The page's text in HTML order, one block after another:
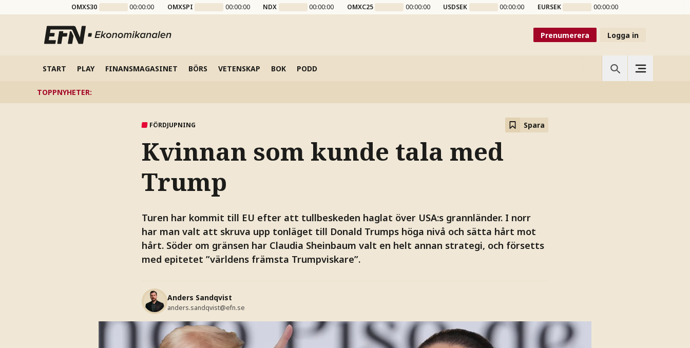
OMXS30 00:00:00 OMXSPI 00:00:00 NDX 00:00:00 OMXC25 00:00:00 USDSEK 00:00:00 EURSEK 00:00:00
Prenumerera Logga in
START PLAY FINANSMAGASINET BÖRS VETENSKAP BOK PODD
TOPPNYHETER:
FÖRDJUPNING Spara
Kvinnan som kunde tala med
Trump
Turen har kommit till EU efter att tullbeskeden haglat över USA:s grannländer. I norr
har man valt att skruva upp tonläget till Donald Trumps höga nivå och sätta hårt mot
hårt. Söder om gränsen har Claudia Sheinbaum valt en helt annan strategi, och försetts
med epitetet ”världens främsta Trumpviskare”.
Anders Sandqvist
anders.sandqvist@efn.se